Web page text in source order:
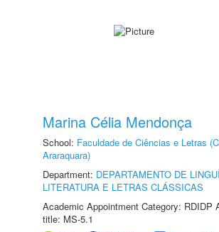
Marina Célia Mendonça
School: Faculdade de Ciências e Letras
Araraquara)
Department: DEPARTAMENTO DE
LITERATURA E LETRAS CLÁSSICAS
Academic Appointment Category: RDIDP
title: MS-5.1